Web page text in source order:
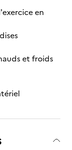
en
et froids